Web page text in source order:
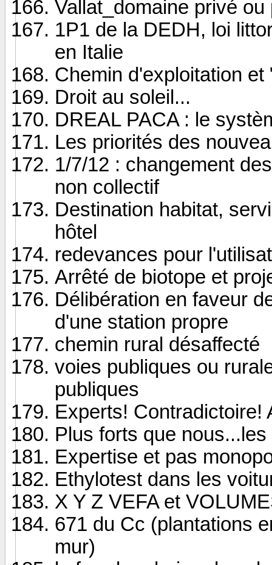
Vallat_domaine privé ou
1P1 de la DEDH, loi
en Italie
Chemin d'exploitation
Droit au soleil...
DREAL PACA : le
Les priorités des
1/7/12 : changement
non collectif
Destination habitat,
hôtel
redevances pour
Arrêté de biotope et
Délibération en faveur
d'une station propre
chemin rural désaffecté
voies publiques ou
publiques
Experts! Contradictoire!
Plus forts que
Expertise et pas
Ethylotest dans les
X Y Z VEFA et
671 du Cc (plantations
mur)